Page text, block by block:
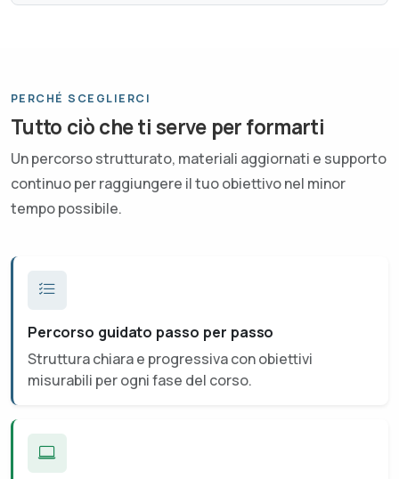
PERCHÉ SCEGLIERCI
Tutto ciò che ti serve per formarti
Un percorso strutturato, materiali aggiornati e supporto
continuo per raggiungere il tuo obiettivo nel minor
tempo possibile.
Percorso guidato passo per passo
Struttura chiara e progressiva con obiettivi
misurabili per ogni fase del corso.